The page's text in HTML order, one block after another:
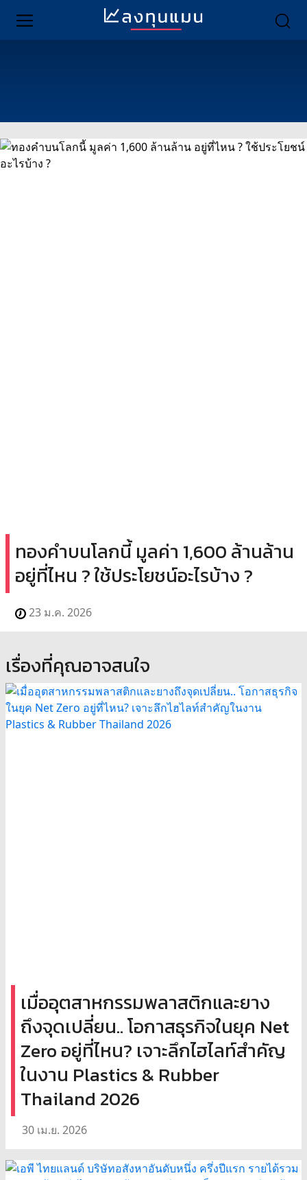
ทองคำบนโลกนี้ มูลค่า 1,600 ล้านล้าน
อยู่ที่ไหน ? ใช้ประโยชน์อะไรบ้าง ?
23 ม.ค. 2026
เรื่องที่คุณอาจสนใจ
เมื่ออุตสาหกรรมพลาสติกและยาง
ถึงจุดเปลี่ยน.. โอกาสธุรกิจในยุค Net
Zero อยู่ที่ไหน? เจาะลึกไฮไลท์สำคัญ
ในงาน Plastics & Rubber
Thailand 2026
30 เม.ย. 2026